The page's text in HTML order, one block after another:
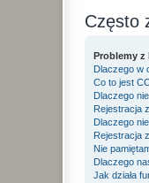
Często
Problemy z
Dlaczego w
Co to jest
Dlaczego
Rejestracja
Dlaczego
Rejestracja
Nie
Dlaczego
Jak działa